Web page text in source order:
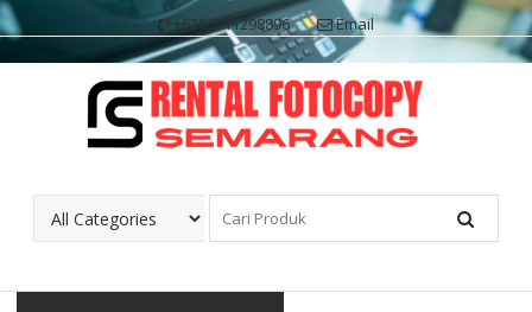
Skip
to
content
+6281311298896 Email